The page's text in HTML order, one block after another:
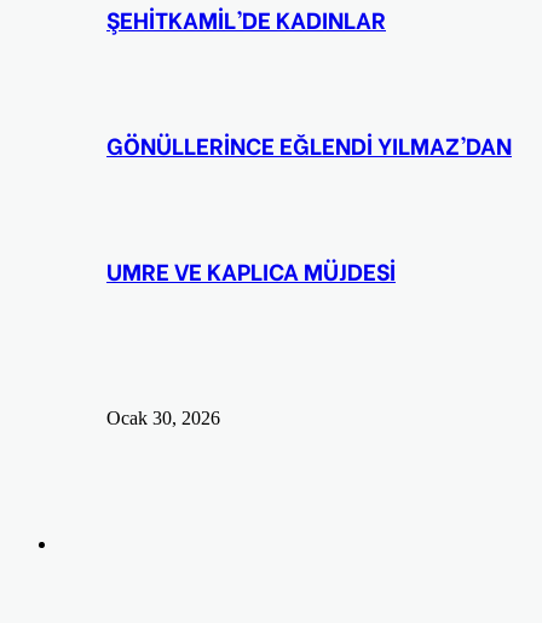
ŞEHİTKAMİL’DE KADINLAR
GÖNÜLLERİNCE EĞLENDİ YILMAZ’DAN
UMRE VE KAPLICA MÜJDESİ
Ocak 30, 2026